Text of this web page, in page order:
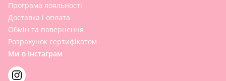
Програма лояльності
Доставка і оплата
Обмін та повернення
Розрахунок сертифікатом
Ми в Інстаграм